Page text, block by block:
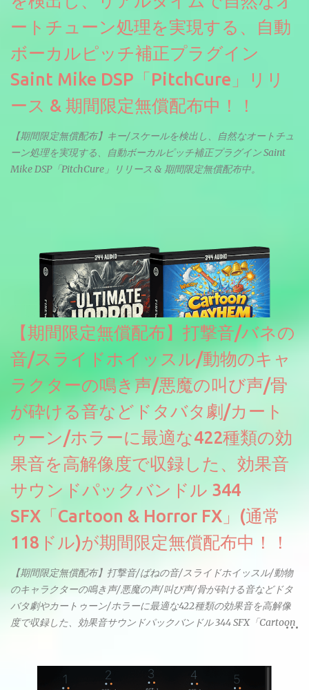
ートチューン処理を実現する、自動
ボーカルピッチ補正プラグイン
Saint Mike DSP「PitchCure」リリ
ース & 期間限定無償配布中！！
【期間限定無償配布】キー/スケールを検出し、自然なオートチュ
ーン処理を実現する、自動ボーカルピッチ補正プラグイン Saint
Mike DSP「PitchCure」リリース & 期間限定無償配布中。
【期間限定無償配布】打撃音/バネの
音/スライドホイッスル/動物のキャ
ラクターの鳴き声/悪魔の叫び声/骨
が砕ける音などドタバタ劇/カート
ゥーン/ホラーに最適な422種類の効
果音を高解像度で収録した、効果音
サウンドパックバンドル 344
SFX「Cartoon & Horror FX」(通常
118ドル)が期間限定無償配布中！！
【期間限定無償配布】打撃音/ばねの音/スライドホイッスル/動物
のキャラクターの鳴き声/悪魔の声/叫び声/骨が砕ける音などドタ
バタ劇やカートゥーン/ホラーに最適な422種類の効果音を高解像
度で収録した、効果音サウンドパックバンドル 344 SFX「Cartoon